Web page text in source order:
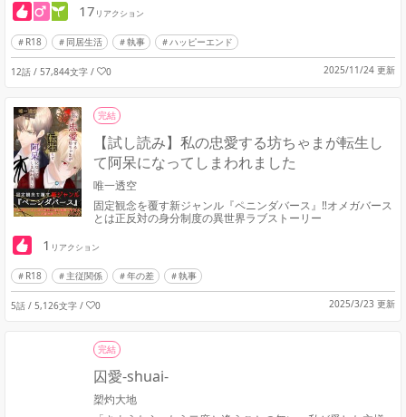
17 リアクション
R18 同居生活 執事 ハッピーエンド
12話 / 57,844文字 / 0 2025/11/24 更新
完結
【試し読み】私の忠愛する坊ちゃまが転生し
て阿呆になってしまわれました
唯一透空
固定観念を覆す新ジャンル『ペニンダバース』‼オメガバース
とは正反対の身分制度の異世界ラブストーリー
1 リアクション
R18 主従関係 年の差 執事
5話 / 5,126文字 / 0 2025/3/23 更新
完結
囚愛-shuai-
槊灼大地